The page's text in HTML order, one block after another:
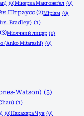
(0)Мінерва Макґонеґел (0)
Штраусс (2)Міріам (0)
Bradley) (1)
(3)Місячний лицар (0)
(Anko Mitarashi) (0)
Watson) (5)
(1)
(0)Накахара Чуя (0)